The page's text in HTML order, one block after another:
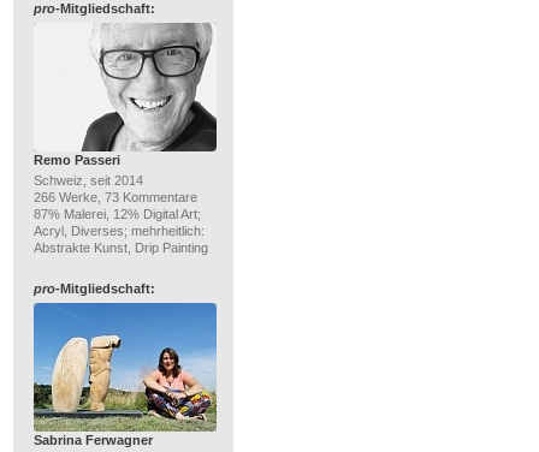
pro-Mitgliedschaft:
Remo Passeri
Schweiz, seit 2014
266 Werke, 73 Kommentare
87% Malerei, 12% Digital Art;
Acryl, Diverses; mehrheitlich:
Abstrakte Kunst, Drip Painting
pro-Mitgliedschaft:
Sabrina Ferwagner